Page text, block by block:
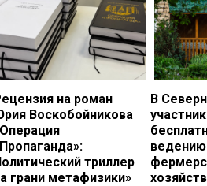
на роман
Воскобойникова
триллер
грани метафизики»
В
ведению